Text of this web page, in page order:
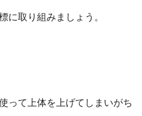
に取り組みましょう。
って上体を上げてしまいがち